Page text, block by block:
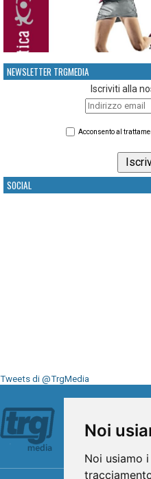
Noi
Noi usiamo
NEWSLETTER TRGMEDIA
Iscriviti alla
Acconsento al
SOCIAL
Tweets di @TrgMedia